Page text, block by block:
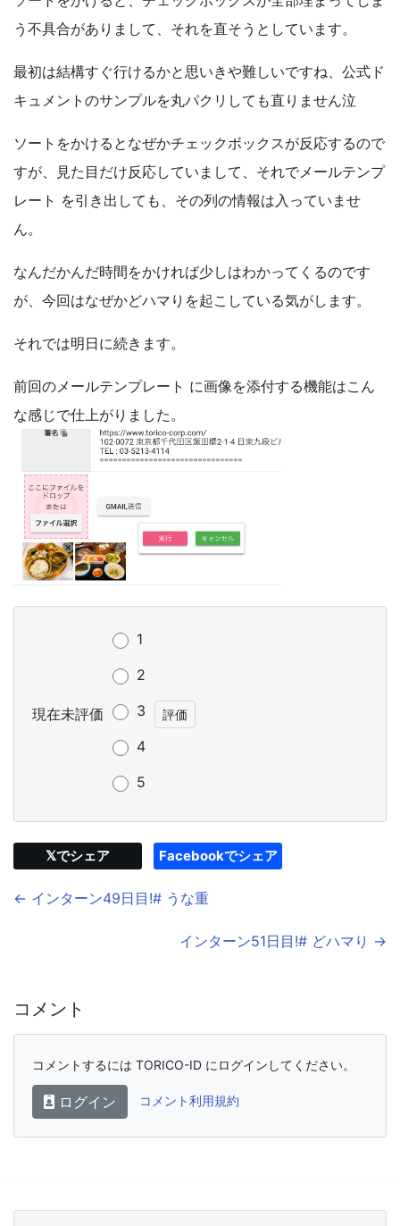
う不具合がありまして、それを直そうとしています。
最初は結構すぐ行けるかと思いきや難しいですね、公式ド
キュメントのサンプルを丸パクリしても直りません泣
ソートをかけるとなぜかチェックボックスが反応するので
すが、見た目だけ反応していまして、それでメールテンプ
レート を引き出しても、その列の情報は入っていませ
ん。
なんだかんだ時間をかければ少しはわかってくるのです
が、今回はなぜかどハマりを起こしている気がします。
それでは明日に続きます。
前回のメールテンプレート に画像を添付する機能はこん
な感じで仕上がりました。
現在未評価
1
2
3
4
5
𝕏でシェア Facebookでシェア
← インターン49日目!# うな重
インターン51日目!# どハマり →
コメント
コメントするには TORICO-ID にログインしてください。
ログイン コメント利用規約